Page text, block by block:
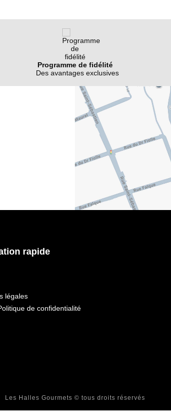
Programme de fidélité
Des avantages exclusives
rapide
légales
de confidentialité
Les Halles Gourmets © tous droits réservés